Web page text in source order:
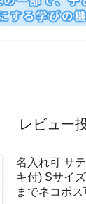
レビュー
名入れ可 サ
キ付) Sサイ
までネコポ